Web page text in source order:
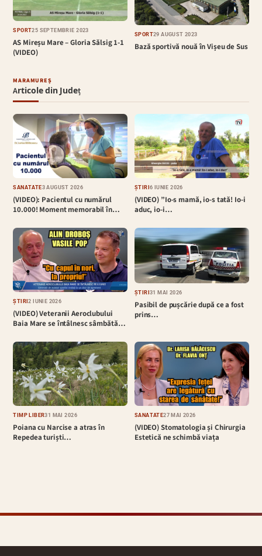
SPORT25 SEPTEMBRIE 2023
AS Mireșu Mare – Gloria Sălsig 1-1
(VIDEO)
SPORT29 AUGUST 2023
Bază sportivă nouă în Vișeu de Sus
MARAMUREȘ
Articole din Județ
SĂNĂTATE3 AUGUST 2026
(VIDEO): Pacientul cu numărul
10.000! Moment memorabil în…
ȘTIRI6 IUNIE 2026
(VIDEO) ”Io-s mamă, io-s tată! Io-i
aduc, io-i…
ȘTIRI2 IUNIE 2026
(VIDEO) Veteranii Aeroclubului
Baia Mare se întâlnesc sâmbătă…
ȘTIRI31 MAI 2026
Pasibil de pușcărie după ce a fost
prins…
TIMP LIBER31 MAI 2026
Poiana cu Narcise a atras în
Repedea turiști…
SĂNĂTATE27 MAI 2026
(VIDEO) Stomatologia și Chirurgia
Estetică ne schimbă viața